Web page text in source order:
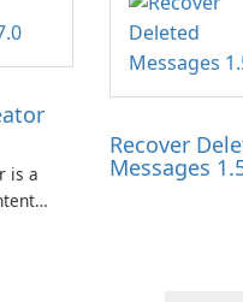
is a
Recover
Messages